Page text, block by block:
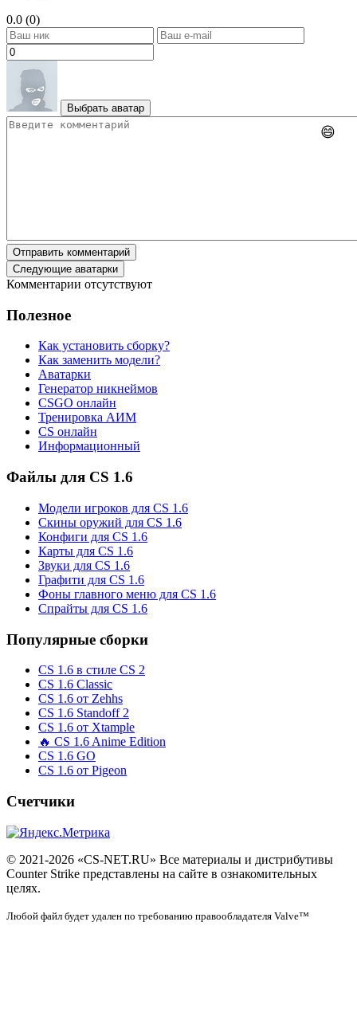
0.0 (0)
Выбрать аватар
😄
Отправить комментарий
Следующие аватарки
Комментарии отсутствуют
Полезное
Как установить сборку?
Как заменить модели?
Аватарки
Генератор никнеймов
CSGO онлайн
Тренировка АИМ
CS онлайн
Информационный
Файлы для CS 1.6
Модели игроков для CS 1.6
Скины оружий для CS 1.6
Конфиги для CS 1.6
Карты для CS 1.6
Звуки для CS 1.6
Графити для CS 1.6
Фоны главного меню для CS 1.6
Спрайты для CS 1.6
Популярные сборки
CS 1.6 в стиле CS 2
CS 1.6 Classic
CS 1.6 от Zehhs
CS 1.6 Standoff 2
CS 1.6 от Xtample
🔥 CS 1.6 Anime Edition
CS 1.6 GO
CS 1.6 от Pigeon
Счетчики
© 2021-2026 «CS-NET.RU» Все материалы и дистрибутивы
Counter Strike представлены на сайте в ознакомительных
целях.
Любой файл будет удален по требованию правообладателя Valve™